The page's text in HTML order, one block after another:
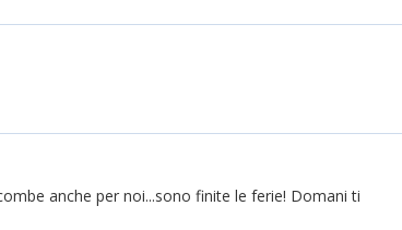
anche per noi...sono finite le ferie! Domani ti